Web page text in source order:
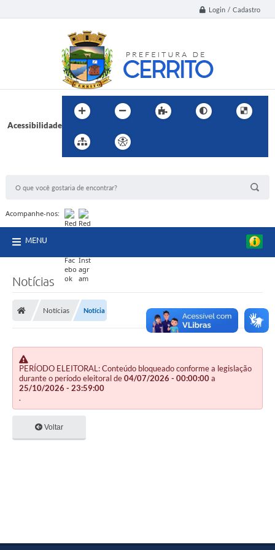
Login / Cadastro
Acessibilidade
Acompanhe-nos:
MENU
Notícias
Notícias Notícia
PERÍODO ELEITORAL: Conteúdo bloqueado conforme a legislação
durante o período eleitoral de04/07/2026 - 00:00:00a
25/10/2026 - 23:59:00
.
Voltar